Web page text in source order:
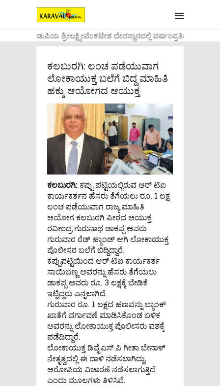
....ಉಡುಪಿಯ ಶ್ರೀಲಕ್ಷ್ಮೀವೆ೦ಕಟೇಶ ದೇವಸ್ಥಾನದಲ್ಲಿ ವರ್ಷ೦ಪ್ರತಿಯ
ಕಲಬುರಗಿ: ಲಂಚ ಪಡೆಯುವಾಗ
ಲೋಕಾಯುಕ್ತ ಬಲೆಗೆ ಬಿದ್ದ ಮಾಹಿತಿ
ಹಕ್ಕು ಆಯೋಗದ ಆಯುಕ್ತ
ಕಲಬುರಗಿ: ಕಪ್ಪು ಪಟ್ಟಿಯಲ್ಲಿರುವ ಆರ್ ಟಿಐ
ಕಾರ್ಯಕರ್ತನ ಹೆಸರು ತೆಗೆಯಲು ರೂ. 1 ಲಕ್ಷ
ಲಂಚ ಪಡೆಯುವಾಗ ರಾಜ್ಯ ಮಾಹಿತಿ
ಆಯೋಗ ಕಲಬುರಗಿ ಪೀಠದ ಆಯುಕ್ತ
ರವೀಂದ್ರ ಗುರುನಾಥ ಡಾಕಪ್ಪ ಅವರು
ಗುರುವಾರ ರೆಡ್ ಹ್ಯಾಂಡ್ ಆಗಿ ಲೋಕಾಯುಕ್ತ
ಪೊಲೀಸರ ಬಲೆಗೆ ಬಿದ್ದಿದ್ದಾರೆ.
ಕಪ್ಪುಪಟ್ಟಿಯಿಂದ ಆರ್ ಟಿಐ ಕಾರ್ಯಕರ್ತ
ಸಾಯಿಬಣ್ಣ ಅವರನ್ನು ಹೆಸರು ತೆಗೆಯಲು
ಡಾಕಪ್ಪ ಅವರು ರೂ. 3 ಲಕ್ಷಕ್ಕೆ ಬೇಡಿಕೆ
ಇಟ್ಟಿದ್ದರು ಎನ್ನಲಾಗಿದೆ.
ಗುರುವಾರ ರೂ. 1 ಲಕ್ಷದ ಹಣವನ್ನು ಬ್ಯಾಂಕ್
ಖಾತೆಗೆ ವರ್ಗಾವಣೆ ಮಾಡಿಸಿಕೊಂಡ ಬಳಿಕ
ಅವರನ್ನು ಲೋಕಾಯುಕ್ತ ಪೊಲೀಸರು ವಶಕ್ಕೆ
ಪಡೆದಿದ್ದಾರೆ.
ಲೋಕಾಯುಕ್ತ ಡಿವೈಎಸ್ ಪಿ ಗೀತಾ ಬೇನಾಳ್
ನೇತೃತ್ವದಲ್ಲಿ ಈ ದಾಳಿ ನಡೆಸಲಾಗಿದ್ದು,
ಆರೋಪಿಯ ವಿಚಾರಣೆ ನಡೆಸಲಾಗುತ್ತಿದೆ
ಎಂದು ಮೂಲಗಳು ತಿಳಿಸಿವೆ.